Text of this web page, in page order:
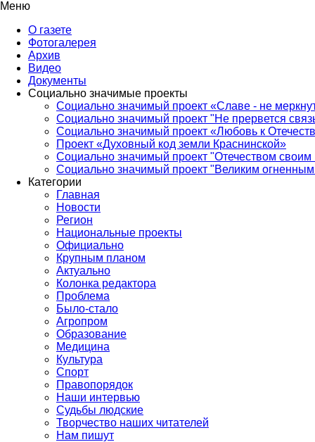
Меню
О газете
Фотогалерея
Архив
Видео
Документы
Социально значимые проекты
Социально значимый проект «Славе - не
Социально значимый проект "Не прервется
Социально значимый проект «Любовь к
Проект «Духовный код земли Краснинской»
Социально значимый проект "Отечеством своим
Социально значимый проект "Великим
Категории
Главная
Новости
Регион
Национальные проекты
Официально
Крупным планом
Актуально
Колонка редактора
Проблема
Было-стало
Агропром
Образование
Медицина
Культура
Спорт
Правопорядок
Наши интервью
Судьбы людские
Творчество наших читателей
Нам пишут